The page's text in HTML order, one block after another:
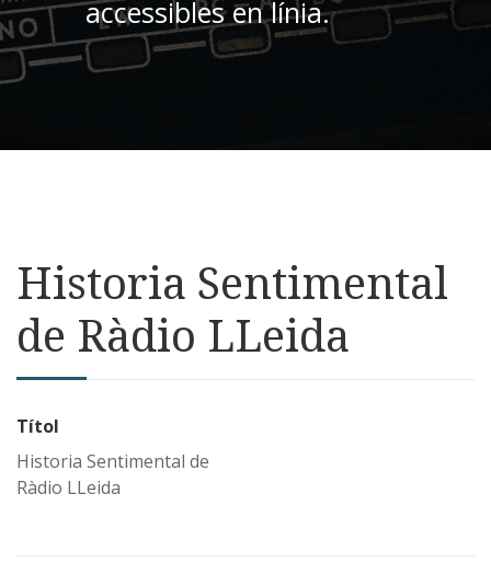
accessibles en línia.
Historia Sentimental
de Ràdio LLeida
Títol
Historia Sentimental de
Ràdio LLeida